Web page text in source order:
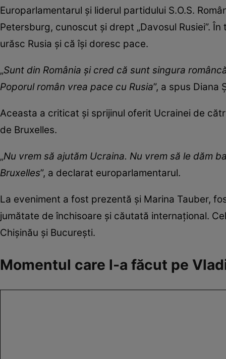
Europarlamentarul și liderul partidului S.O.S.
Petersburg, cunoscut și drept „Davosul Rusiei”.
urăsc Rusia și că își doresc pace.
„Sunt din România și cred că sunt singura
Poporul român vrea pace cu Rusia”, a spus Diana
Aceasta a criticat și sprijinul oferit Ucrainei de
de Bruxelles.
„Nu vrem să ajutăm Ucraina. Nu vrem să le dăm
Bruxelles”, a declarat europarlamentarul.
La eveniment a fost prezentă și Marina Tauber,
jumătate de închisoare și căutată internațional.
Chișinău și București.
Momentul care l-a făcut pe